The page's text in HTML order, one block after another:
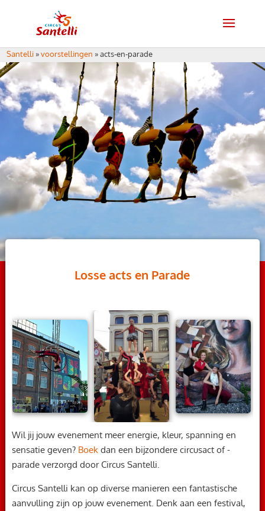
Santelli »voorstellingen »acts-en-parade
Losse acts en Parade
Wil jij jouw evenement meer energie, kleur, spanning en
sensatie geven? Boek dan een bijzondere circusact of -
parade verzorgd door Circus Santelli.
Circus Santelli kan op diverse manieren een fantastische
aanvulling zijn op jouw evenement. Denk aan een festival,